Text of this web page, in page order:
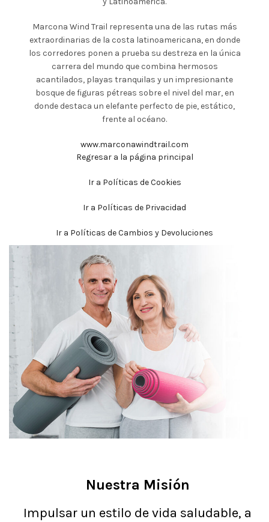
Marcona Wind Trail representa una de las rutas más
extraordinarias de la costa latinoamericana, en donde
los corredores ponen a prueba su destreza en la única
carrera del mundo que combina hermosos
acantilados, playas tranquilas y un impresionante
bosque de figuras pétreas sobre el nivel del mar, en
donde destaca un elefante perfecto de pie, estático,
frente al océano.
www.marconawindtrail.com
Regresar a la página principal
Ir a Políticas de Cookies
Ir a Políticas de Privacidad
Ir a Políticas de Cambios y Devoluciones
Nuestra Misión
Impulsar un estilo de vida saludable, a